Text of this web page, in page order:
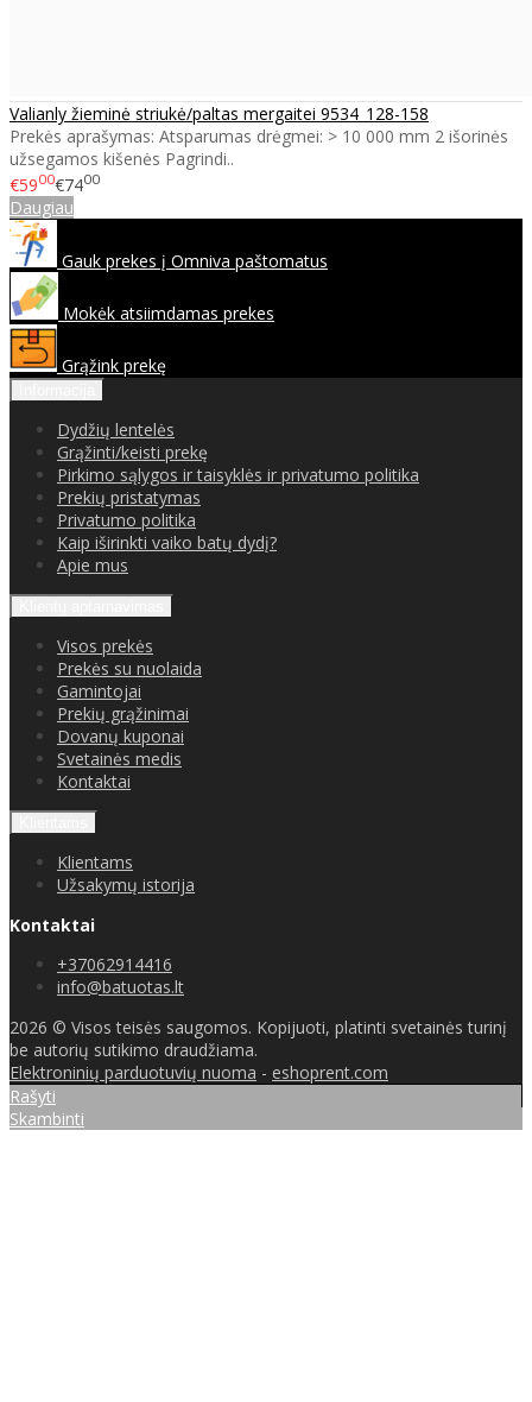
Valianly žieminė striukė/paltas mergaitei 9534_128-158
Prekės aprašymas: Atsparumas drėgmei: > 10 000 mm 2 išorinės
užsegamos kišenės Pagrindi..
€5900€7400
Daugiau
Gauk prekes į Omniva paštomatus
Mokėk atsiimdamas prekes
Grąžink prekę
Dydžių lentelės
Grąžinti/keisti prekę
Pirkimo sąlygos ir taisyklės ir privatumo politika
Prekių pristatymas
Privatumo politika
Kaip iširinkti vaiko batų dydį?
Apie mus
Visos prekės
Prekės su nuolaida
Gamintojai
Prekių grąžinimai
Dovanų kuponai
Svetainės medis
Kontaktai
Klientams
Užsakymų istorija
Kontaktai
+37062914416
info@batuotas.lt
2026 © Visos teisės saugomos. Kopijuoti, platinti svetainės turinį
be autorių sutikimo draudžiama.
Elektroninių parduotuvių nuoma - eshoprent.com
Rašyti
Skambinti